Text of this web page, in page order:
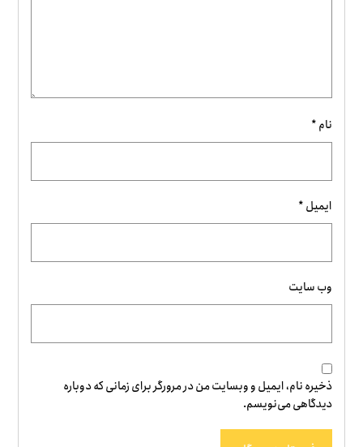
نام*
ایمیل*
وب‌ سایت
ذخیره نام، ایمیل و وبسایت من در مرورگر برای زمانی که دوباره
دیدگاهی می‌نویسم.